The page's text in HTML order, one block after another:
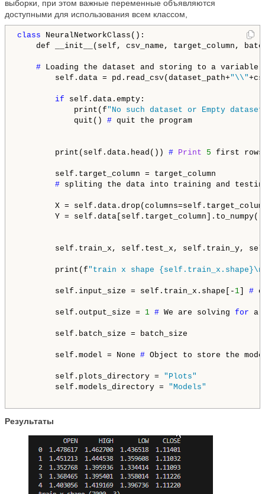
выборки, при этом важные переменные объявляются
доступными для использования всем классом,
class NeuralNetworkClass():
def __init__(self, csv_name, target_column,
#
Loading the dataset and storing to a
self.data = pd.read_csv(dataset_path+"\\"
if self.data.empty:
print(f"No such dataset or Empty
quit() # quit the program
print(self.data.head()) # Print 5 first rows
self.target_column = target_column
# spliting the data into training and testing
X =
Y =
self.train_x, self.test_x, self.train_y,
print(f"train x shape
self.input_size = self.train_x.shape[- 1 #
self.output_size = 1 # We are solving for a
self.batch_size = batch_size
self.model = None # Object to store the
self.plots_directory = "Plots"
self.models_directory = "Models"
Результаты